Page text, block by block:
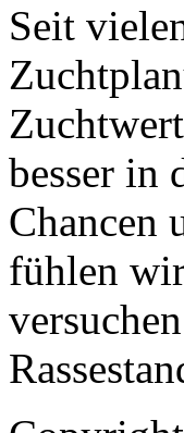
Seit
besser in
Chancen
fühlen